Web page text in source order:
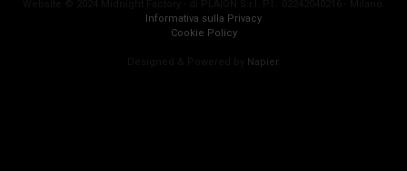
Informativa sulla Privacy
Cookie Policy
Napier.